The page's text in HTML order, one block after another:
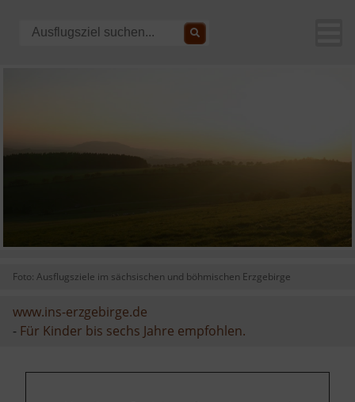
Foto: Ausflugsziele im sächsischen und böhmischen Erzgebirge
www.ins-erzgebirge.de
- Für Kinder bis sechs Jahre empfohlen.